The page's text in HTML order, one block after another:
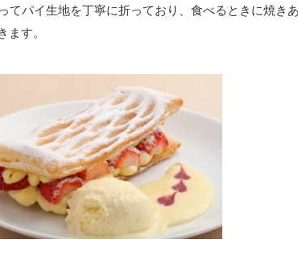
てパイ生地を丁寧に折っており、食べるときに焼き
ます。